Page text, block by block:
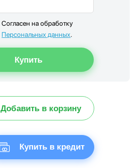
Согласен на обработку
Персональных данных.
Добавить в корзину
Купить в кредит